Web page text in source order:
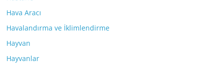
Hava Aracı
Havalandırma ve İklimlendirme
Hayvan
Hayvanlar